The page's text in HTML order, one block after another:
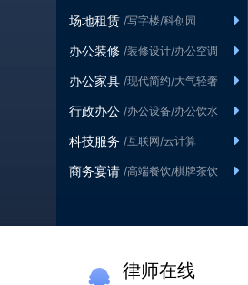
场地租赁 /写字楼/科创园
办公装修 /装修设计/办公空调
办公家具 /现代简约/大气轻奢
行政办公 /办公设备/办公饮水
科技服务 /互联网/云计算
商务宴请 /高端餐饮/棋牌茶饮
律师在线